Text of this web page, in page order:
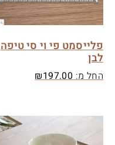
פלייסמט פי וי סי טיפה
לבן
החל מ: ₪197.00